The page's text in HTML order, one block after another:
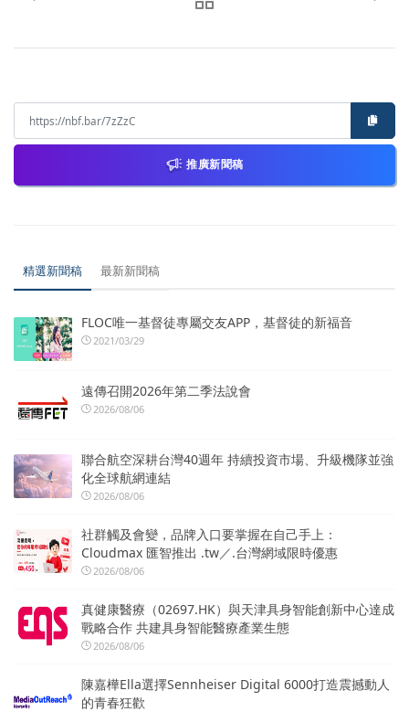
推廣新聞稿
精選新聞稿 最新新聞稿
FLOC唯一基督徒專屬交友APP，基督徒的新福音
2021/03/29
遠傳召開2026年第二季法說會
2026/08/06
聯合航空深耕台灣40週年 持續投資市場、升級機隊並強
化全球航網連結
2026/08/06
社群觸及會變，品牌入口要掌握在自己手上：
Cloudmax 匯智推出 .tw／.台灣網域限時優惠
2026/08/06
真健康醫療（02697.HK）與天津具身智能創新中心達成
戰略合作 共建具身智能醫療產業生態
2026/08/06
陳嘉樺Ella選擇Sennheiser Digital 6000打造震撼動人
的青春狂歡